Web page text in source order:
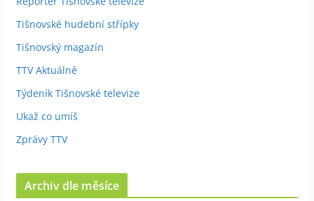
Tišnovské hudební střípky
Tišnovský magazín
TTV Aktuálně
Týdeník Tišnovské televize
Ukaž co umíš
Zprávy TTV
Archiv dle měsíce